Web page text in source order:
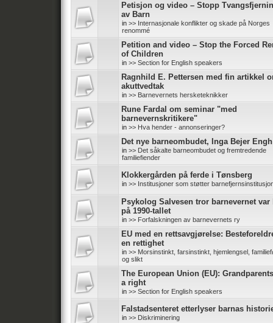
Petisjon og video – Stopp
av Barn
in >> Internasjonale konflikter og skade på Norges
renommé
Petition and video – Stop the Forced
of Children
in >> Section for English speakers
Ragnhild E. Pettersen med fin artikkel
akuttvedtak
in >> Barnevernets hersketeknikker
Rune Fardal om seminar "med
barnevernskritikere"
in >> Hva hender - annonseringer?
Det nye barneombudet, Inga Bejer Engh
in >> Det såkalte barneombudet og fremtredende
familiefiender
Klokkergården på ferde i Tønsberg
in >> Institusjoner som støtter
Psykolog Salvesen tror barnevernet var
på 1990-tallet
in >> Forfalskningen av barnevernets ry
EU med en rettsavgjørelse:
en rettighet
in >> Morsinstinkt, farsinstinkt, hjemlengsel,
og slikt
The European Union (EU):
a right
in >> Section for English speakers
Falstadsenteret etterlyser barnas
in >> Diskriminering